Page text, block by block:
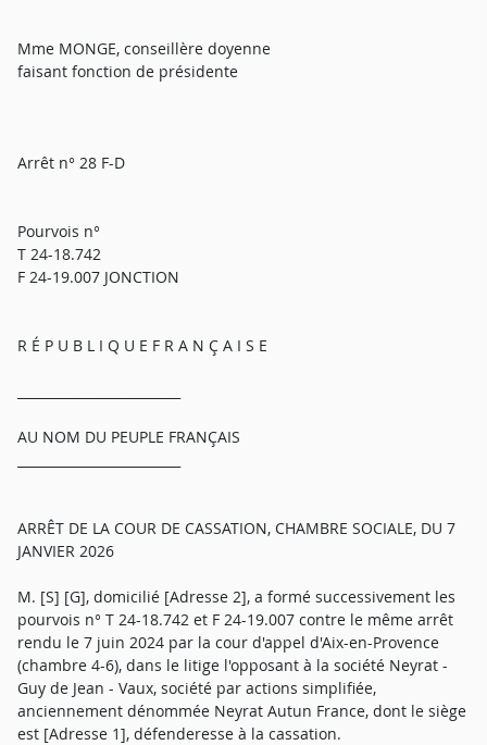
Mme MONGE, conseillère doyenne
faisant fonction de présidente
Arrêt n° 28 F-D
Pourvois n°
T 24-18.742
F 24-19.007 JONCTION
R É P U B L I Q U E F R A N Ç A I S E
AU NOM DU PEUPLE FRANÇAIS
ARRÊT DE LA COUR DE CASSATION, CHAMBRE SOCIALE, DU 7
JANVIER 2026
M. [S] [G], domicilié [Adresse 2], a formé successivement les
pourvois n° T 24-18.742 et F 24-19.007 contre le même arrêt
rendu le 7 juin 2024 par la cour d'appel d'Aix-en-Provence
(chambre 4-6), dans le litige l'opposant à la société Neyrat -
Guy de Jean - Vaux, société par actions simplifiée,
anciennement dénommée Neyrat Autun France, dont le siège
est [Adresse 1], défenderesse à la cassation.